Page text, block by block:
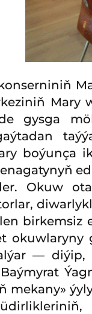
Mary
gysga
boýunça
Okuw
— diýip,
mekany»